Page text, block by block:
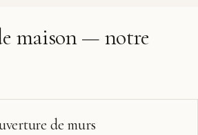
maison — notre
de murs